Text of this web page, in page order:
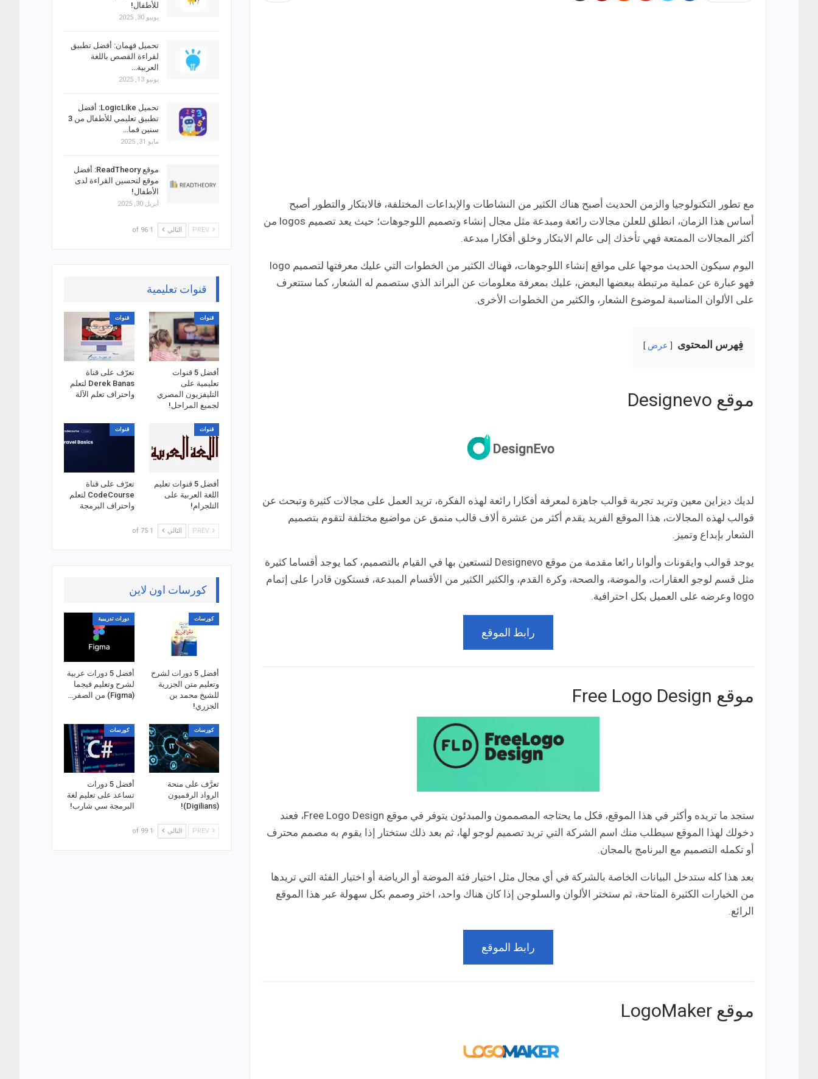
مع تطور التكنولوجيا والزمن الحديث أصبح هناك الكثير من النشاطات والإبداعات المختلفة، فالابتكار والتطور أصبح
أساس هذا الزمان، انطلق للعلن مجالات رائعة ومبدعة مثل مجال إنشاء وتصميم اللوجوهات؛ حيث يعد تصميم logos من
أكثر المجالات الممتعة فهي تأخذك إلى عالم الابتكار وخلق أفكارا مبدعة.
اليوم سيكون الحديث موجها على مواقع إنشاء اللوجوهات، فهناك الكثير من الخطوات التي عليك معرفتها لتصميم logo
فهو عبارة عن عملية مرتبطة ببعضها البعض، عليك بمعرفة معلومات عن البراند الذي ستصمم له الشعار، كما ستتعرف
على الألوان المناسبة لموضوع الشعار، والكثير من الخطوات الأخرى.
فِهرس المحتوى عرض
موقع Designevo
لديك ديزاين معين وتريد تجربة قوالب جاهزة لمعرفة أفكارا رائعة لهذه الفكرة، تريد العمل على مجالات كثيرة وتبحث عن
قوالب لهذه المجالات، هذا الموقع الفريد يقدم أكثر من عشرة ألاف قالب منمق عن مواضيع مختلفة لتقوم بتصميم
الشعار بإبداع وتميز.
يوجد قوالب وايقونات وألوانا رائعا مقدمة من موقع Designevo لتستعين بها في القيام بالتصميم، كما يوجد أقساما كثيرة
مثل قسم لوجو العقارات، والموضة، والصحة، وكرة القدم، والكثير الكثير من الأقسام المبدعة، فستكون قادرا على إتمام
logo وعرضه على العميل بكل احترافية.
رابط الموقع
موقع Free Logo Design
ستجد ما تريده وأكثر في هذا الموقع، فكل ما يحتاجه المصممون والمبدئون يتوفر في موقع Free Logo Design، فعند
دخولك لهذا الموقع سيطلب منك اسم الشركة التي تريد تصميم لوجو لها، ثم بعد ذلك ستختار إذا يقوم به مصمم محترف
أو تكمله التصميم مع البرنامج بالمجان.
بعد هذا كله ستدخل البيانات الخاصة بالشركة في أي مجال مثل اختيار فئة الموضة أو الرياضة أو اختيار الفئة التي تريدها
من الخيارات الكثيرة المتاحة، ثم ستختر الألوان والسلوجن إذا كان هناك واحد، اختر وصمم بكل سهولة عبر هذا الموقع
الرائع.
رابط الموقع
موقع LogoMaker
للأطفال!
يونيو 30, 2025
تحميل فهمان: أفضل تطبيق
لقراءة القصص باللغة
العربية…
يونيو 13, 2025
تحميل LogicLike: أفضل
تطبيق تعليمي للأطفال من 3
سنين فما…
مايو 31, 2025
موقع ReadTheory: أفضل
موقع لتحسين القراءة لدى
الأطفال!
أبريل 30, 2025
التالي 1 of 96
قنوات تعليمية
قنوات
أفضل 5 قنوات
تعليمية على
التليفزيون المصري
لجميع المراحل!
قنوات
تعرّف على قناة
Derek Banas لتعلم
واحتراف تعلم الآلة
قنوات
أفضل 5 قنوات تعليم
اللغة العربية على
التلجرام!
قنوات
تعرّف على قناة
CodeCourse لتعلم
واحتراف البرمجة
التالي 1 of 75
كورسات اون لاين
كورسات
أفضل 5 دورات لشرح
وتعليم متن الجزرية
للشيخ محمد بن
الجزري!
دورات تدريبية
أفضل 5 دورات عربية
لشرح وتعليم فيجما
(Figma) من الصفر…
كورسات
تعرَّف على منحة
الرواد الرقميون
(Digilians)!
كورسات
أفضل 5 دورات
تساعد على تعليم لغة
البرمجة سي شارب!
التالي 1 of 99